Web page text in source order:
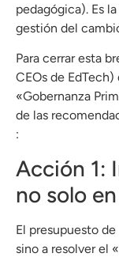
pedagógica). Es
gestión del
Para cerrar esta
CEOs de
«Gobernanza
de las
:
Acción 1:
no solo
El presupuesto
sino a resolver el